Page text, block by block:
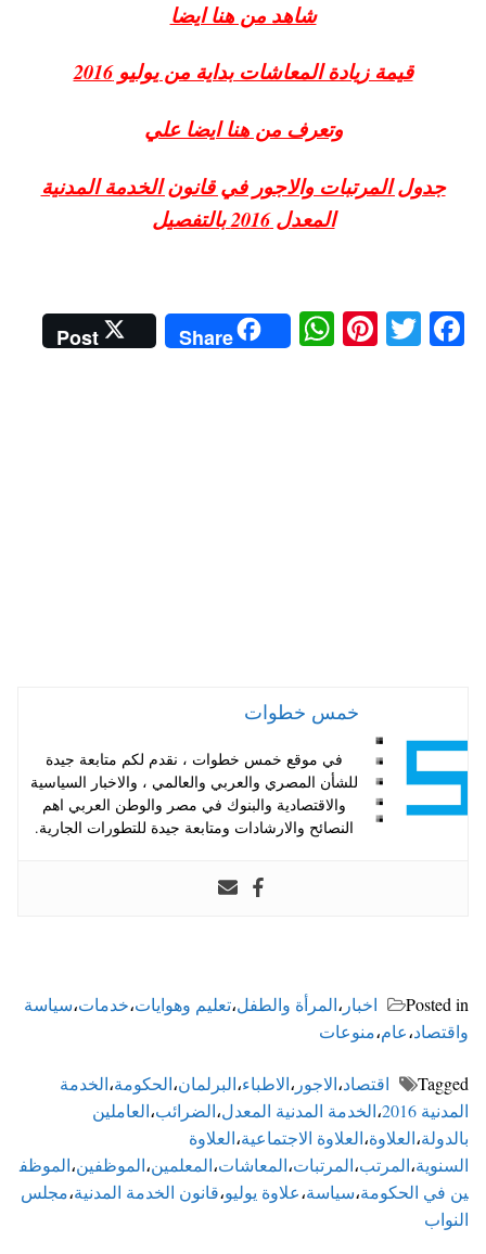
شاهد من هنا ايضا
قيمة زيادة المعاشات بداية من يوليو 2016
وتعرف من هنا ايضا علي
جدول المرتبات والاجور في قانون الخدمة المدنية
المعدل 2016 بالتفصيل
Fa
T
Pi
W
ha
Share
Post
خمس خطوات
في موقع خمس خطوات ، نقدم لكم متابعة جيدة
للشأن المصري والعربي والعالمي ، والاخبار السياسية
والاقتصادية والبنوك في مصر والوطن العربي اهم
النصائح والارشادات ومتابعة جيدة للتطورات الجارية.
Posted in اخبار ،المرأة والطفل،تعليم وهوايات،خدمات،سياسة
واقتصاد،عام،منوعات
Tagged اقتصاد،الاجور ،الاطباء،البرلمان،الحكومة،الخدمة
المدنية 2016
،الخدمة المدنية المعدل،الضرائب،العاملين
بالدولة،العلاوة،العلاوة الاجتماعية،العلاوة
السنوية،المرتب،المرتبات،المعاشات،المعلمين،الموظفين،الموظف
ين في الحكومة،سياسة،علاوة يوليو،قانون الخدمة المدنية،مجلس
النواب